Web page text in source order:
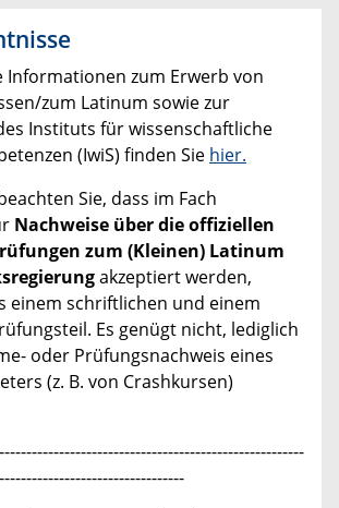
Informationen zum Erwerb von
zum Latinum sowie zur
Instituts für wissenschaftliche
(IwiS) finden Sie hier.
Sie, dass im Fach
Nachweise über die offiziellen
zum (Kleinen) Latinum
akzeptiert werden,
einem schriftlichen und einem
Es genügt nicht, lediglich
oder Prüfungsnachweis eines
(z. B. von Crashkursen)